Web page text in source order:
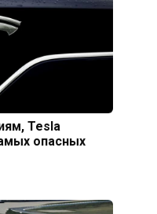
Tesla
опасных